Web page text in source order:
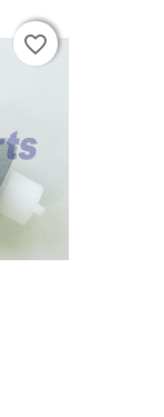
favorite_border
favorite_border